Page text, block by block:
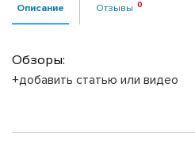
Описание Отзывы
Обзоры:
+добавить статью или видео